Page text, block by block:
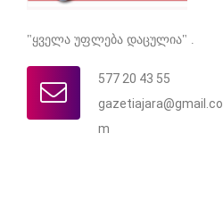
"ყველა უფლება დაცულია" .
577 20 43 55
gazetiajara@gmail.co
m